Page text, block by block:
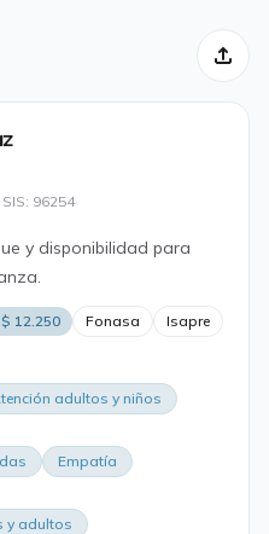
SIS: 96254·
y disponibilidad para
12.250 Fonasa
Isapre
adultos y niños
Empatía
y adultos